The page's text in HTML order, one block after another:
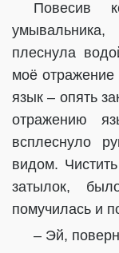
Повесив
плеснула
моё
язык – опять
отражению
всплеснуло
видом.
затылок,
помучилась и
– Эй,